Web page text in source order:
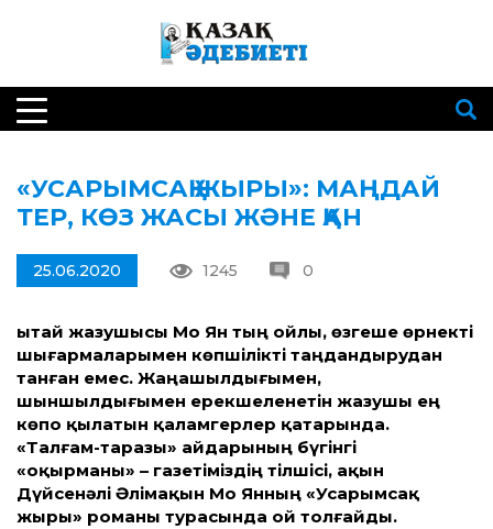
«УСАРЫМСАҚ ЖЫРЫ»: МАҢДАЙ
ТЕР, КӨЗ ЖАСЫ ЖӘНЕ ҚАН
25.06.2020 1245 0
Қытай жазушысы Мо Ян тың ойлы, өзгеше өрнекті
шығармаларымен көпшілікті таңдандырудан
танған емес. Жаңашылдығымен,
шыншылдығымен ерекшеленетін жазушы ең
көпо қылатын қаламгерлер қатарында.
«Талғам-таразы» айдарының бүгінгі
«оқырманы» – газетіміздің тілшісі, ақын
Дүйсенәлі Әлімақын Мо Янның «Усарымсақ
жыры» романы турасында ой толғайды.